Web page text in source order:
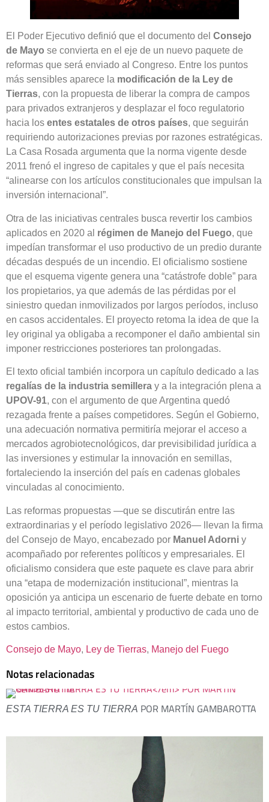
El Poder Ejecutivo definió que el documento del Consejo
de Mayo se convierta en el eje de un nuevo paquete de
reformas que será enviado al Congreso. Entre los puntos
más sensibles aparece la modificación de la Ley de
Tierras, con la propuesta de liberar la compra de campos
para privados extranjeros y desplazar el foco regulatorio
hacia los entes estatales de otros países, que seguirán
requiriendo autorizaciones previas por razones estratégicas.
La Casa Rosada argumenta que la norma vigente desde
2011 frenó el ingreso de capitales y que el país necesita
“alinearse con los artículos constitucionales que impulsan la
inversión internacional”.
Otra de las iniciativas centrales busca revertir los cambios
aplicados en 2020 al régimen de Manejo del Fuego, que
impedían transformar el uso productivo de un predio durante
décadas después de un incendio. El oficialismo sostiene
que el esquema vigente genera una “catástrofe doble” para
los propietarios, ya que además de las pérdidas por el
siniestro quedan inmovilizados por largos períodos, incluso
en casos accidentales. El proyecto retoma la idea de que la
ley original ya obligaba a recomponer el daño ambiental sin
imponer restricciones posteriores tan prolongadas.
El texto oficial también incorpora un capítulo dedicado a las
regalías de la industria semillera y a la integración plena a
UPOV-91, con el argumento de que Argentina quedó
rezagada frente a países competidores. Según el Gobierno,
una adecuación normativa permitiría mejorar el acceso a
mercados agrobiotecnológicos, dar previsibilidad jurídica a
las inversiones y estimular la innovación en semillas,
fortaleciendo la inserción del país en cadenas globales
vinculadas al conocimiento.
Las reformas propuestas —que se discutirán entre las
extraordinarias y el período legislativo 2026— llevan la firma
del Consejo de Mayo, encabezado por Manuel Adorni y
acompañado por referentes políticos y empresariales. El
oficialismo considera que este paquete es clave para abrir
una “etapa de modernización institucional”, mientras la
oposición ya anticipa un escenario de fuerte debate en torno
al impacto territorial, ambiental y productivo de cada uno de
estos cambios.
Consejo de Mayo, Ley de Tierras, Manejo del Fuego
Notas relacionadas
ESTA TIERRA ES TU TIERRA POR MARTÍN GAMBAROTTA